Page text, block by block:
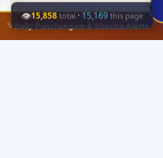
✨ Daily Panchangam & Shastra Alerts
👁15,858 total · 15,169 this page